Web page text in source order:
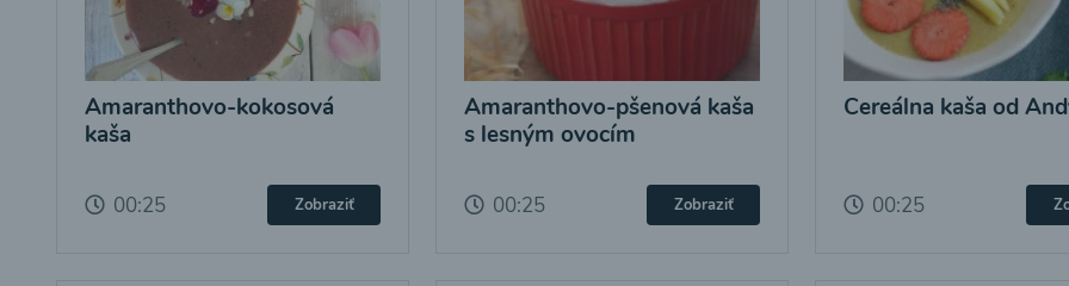
Amaranthovo-kokosová
kaša
00:25 Zobraziť
Amaranthovo-pšenová kaša
s lesným ovocím
00:25 Zobraziť
Cereálna kaša od
00:25